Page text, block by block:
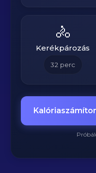
🚴
Kerékpározás
32 perc